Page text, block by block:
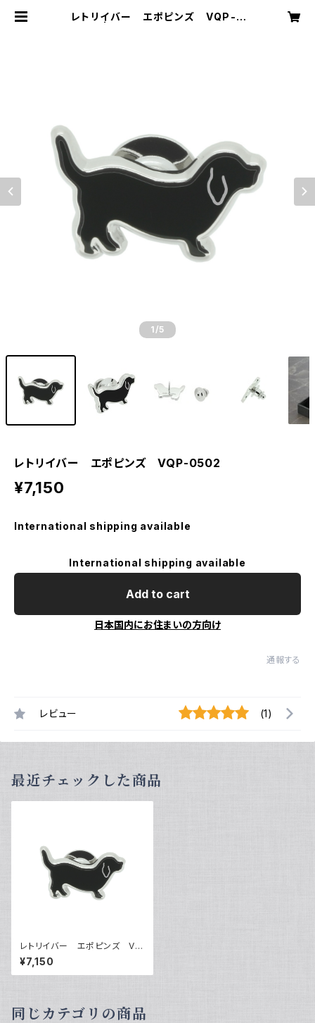
レトリイバー エポピンズ VQP-0
1 /5
レトリイバー エポピンズ VQP-0502
¥7,150
International shipping available
International shipping available
Add to cart
日本国内にお住まいの方向け
通報する
レビュー (1)
最近チェックした商品
レトリイバー エポピンズ VQ
P-0502
¥7,150
同じカテゴリの商品